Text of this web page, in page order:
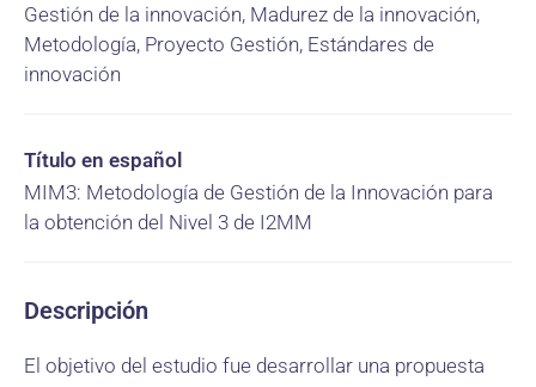
Gestión de la innovación, Madurez de la innovación,
Metodología, Proyecto Gestión, Estándares de
innovación
Título en español
MIM3: Metodología de Gestión de la Innovación para
la obtención del Nivel 3 de I2MM
Descripción
El objetivo del estudio fue desarrollar una propuesta